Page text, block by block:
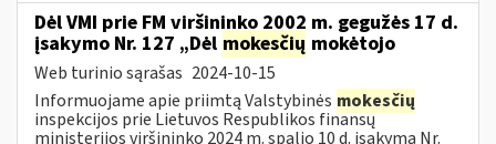
Dėl VMI prie FM viršininko 2002 m. gegužės 17 d.
įsakymo Nr. 127 „Dėl mokesčių mokėtojo
Web turinio sąrašas 2024-10-15
Informuojame apie priimtą Valstybinės mokesčių
inspekcijos prie Lietuvos Respublikos finansų
ministerijos viršininko 2024 m. spalio 10 d. įsakymą Nr.